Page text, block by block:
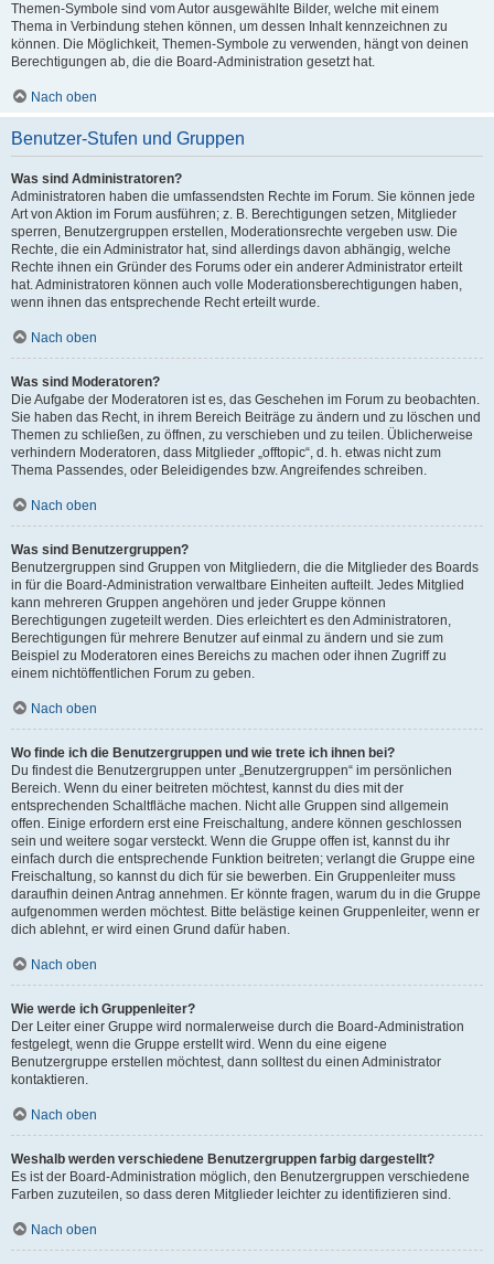
Themen-Symbole sind vom Autor ausgewählte Bilder, welche mit einem
Thema in Verbindung stehen können, um dessen Inhalt kennzeichnen zu
können. Die Möglichkeit, Themen-Symbole zu verwenden, hängt von deinen
Berechtigungen ab, die die Board-Administration gesetzt hat.
Nach oben
Benutzer-Stufen und Gruppen
Was sind Administratoren?
Administratoren haben die umfassendsten Rechte im Forum. Sie können jede
Art von Aktion im Forum ausführen; z. B. Berechtigungen setzen, Mitglieder
sperren, Benutzergruppen erstellen, Moderationsrechte vergeben usw. Die
Rechte, die ein Administrator hat, sind allerdings davon abhängig, welche
Rechte ihnen ein Gründer des Forums oder ein anderer Administrator erteilt
hat. Administratoren können auch volle Moderationsberechtigungen haben,
wenn ihnen das entsprechende Recht erteilt wurde.
Nach oben
Was sind Moderatoren?
Die Aufgabe der Moderatoren ist es, das Geschehen im Forum zu beobachten.
Sie haben das Recht, in ihrem Bereich Beiträge zu ändern und zu löschen und
Themen zu schließen, zu öffnen, zu verschieben und zu teilen. Üblicherweise
verhindern Moderatoren, dass Mitglieder „offtopic“, d. h. etwas nicht zum
Thema Passendes, oder Beleidigendes bzw. Angreifendes schreiben.
Nach oben
Was sind Benutzergruppen?
Benutzergruppen sind Gruppen von Mitgliedern, die die Mitglieder des Boards
in für die Board-Administration verwaltbare Einheiten aufteilt. Jedes Mitglied
kann mehreren Gruppen angehören und jeder Gruppe können
Berechtigungen zugeteilt werden. Dies erleichtert es den Administratoren,
Berechtigungen für mehrere Benutzer auf einmal zu ändern und sie zum
Beispiel zu Moderatoren eines Bereichs zu machen oder ihnen Zugriff zu
einem nichtöffentlichen Forum zu geben.
Nach oben
Wo finde ich die Benutzergruppen und wie trete ich ihnen bei?
Du findest die Benutzergruppen unter „Benutzergruppen“ im persönlichen
Bereich. Wenn du einer beitreten möchtest, kannst du dies mit der
entsprechenden Schaltfläche machen. Nicht alle Gruppen sind allgemein
offen. Einige erfordern erst eine Freischaltung, andere können geschlossen
sein und weitere sogar versteckt. Wenn die Gruppe offen ist, kannst du ihr
einfach durch die entsprechende Funktion beitreten; verlangt die Gruppe eine
Freischaltung, so kannst du dich für sie bewerben. Ein Gruppenleiter muss
daraufhin deinen Antrag annehmen. Er könnte fragen, warum du in die Gruppe
aufgenommen werden möchtest. Bitte belästige keinen Gruppenleiter, wenn er
dich ablehnt, er wird einen Grund dafür haben.
Nach oben
Wie werde ich Gruppenleiter?
Der Leiter einer Gruppe wird normalerweise durch die Board-Administration
festgelegt, wenn die Gruppe erstellt wird. Wenn du eine eigene
Benutzergruppe erstellen möchtest, dann solltest du einen Administrator
kontaktieren.
Nach oben
Weshalb werden verschiedene Benutzergruppen farbig dargestellt?
Es ist der Board-Administration möglich, den Benutzergruppen verschiedene
Farben zuzuteilen, so dass deren Mitglieder leichter zu identifizieren sind.
Nach oben